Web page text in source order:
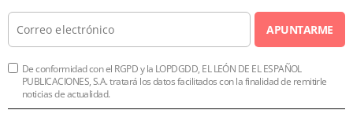
APUNTARME
De conformidad con el RGPD y la LOPDGDD, EL LEÓN DE EL ESPAÑOL
PUBLICACIONES, S.A. tratará los datos facilitados con la finalidad de remitirle
noticias de actualidad.